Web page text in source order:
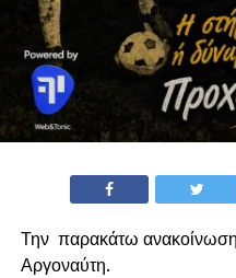
Την παρακάτω ανακοίνωση
Αργοναύτη.